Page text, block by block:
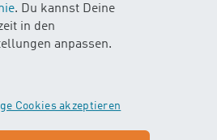
. Du kannst Deine
in den
anpassen.
Cookies akzeptieren
Zürich